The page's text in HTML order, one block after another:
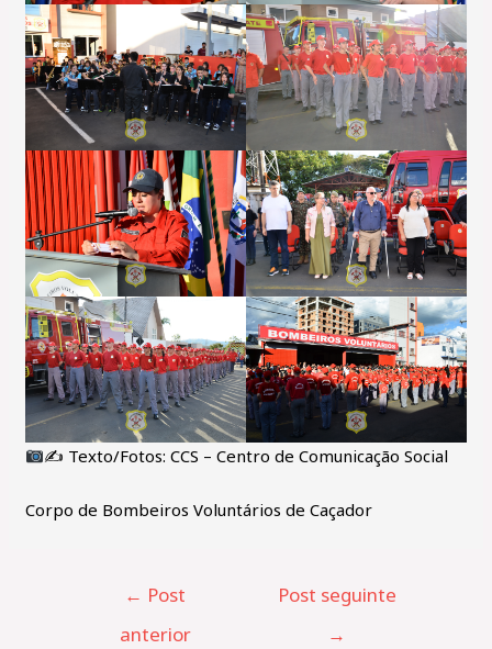
✍ Texto/Fotos: CCS – Centro de Comunicação Social
Corpo de Bombeiros Voluntários de Caçador
← Post
anterior
Post seguinte
→